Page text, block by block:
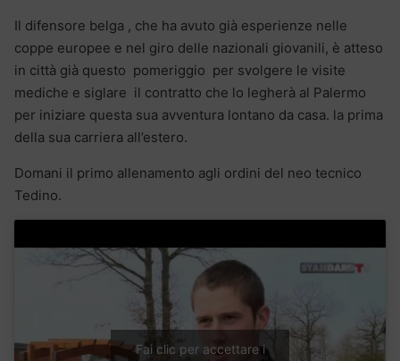
Il difensore belga , che ha avuto già esperienze nelle
coppe europee e nel giro delle nazionali giovanili, è atteso
in città già questo pomeriggio per svolgere le visite
mediche e siglare il contratto che lo legherà al Palermo
per iniziare questa sua avventura lontano da casa. la prima
della sua carriera all’estero.
Domani il primo allenamento agli ordini del neo tecnico
Tedino.
Fai clic per accettare i